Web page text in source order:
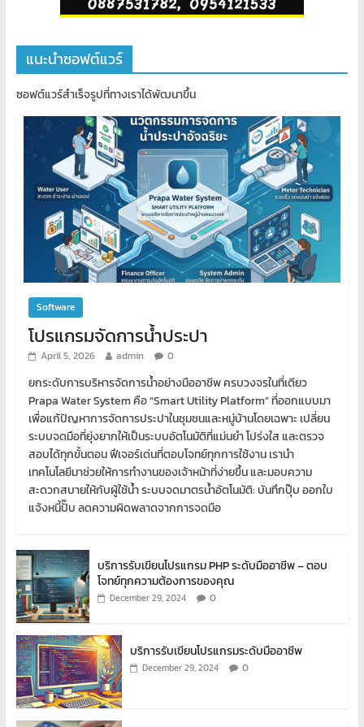
แนะนำซอฟต์แวร์
ซอฟต์แวร์สำเร็จรูปที่ทางเราได้พัฒนาขึ้น
Software
โปรแกรมจัดการน้ำประปา
April 5, 2026 admin 0
ยกระดับการบริหารจัดการน้ำอย่างมืออาชีพ ครบวงจรในที่เดียว
Prapa Water System คือ “Smart Utility Platform” ที่ออกแบบมา
เพื่อแก้ปัญหาการจัดการประปาในชุมชนและหมู่บ้านโดยเฉพาะ เปลี่ยน
ระบบจดมือที่ยุ่งยากให้เป็นระบบอัตโนมัติที่แม่นยำ โปร่งใส และตรวจ
สอบได้ทุกขั้นตอน ฟีเจอร์เด่นที่ตอบโจทย์ทุกการใช้งาน เรานำ
เทคโนโลยีมาช่วยให้การทำงานของเจ้าหน้าที่ง่ายขึ้น และมอบความ
สะดวกสบายให้กับผู้ใช้น้ำ ระบบจดมาตรน้ำอัตโนมัติ: บันทึกปุ๊บ ออกใบ
แจ้งหนี้ปั๊บ ลดความผิดพลาดจากการจดมือ
บริการรับเขียนโปรแกรม PHP ระดับมืออาชีพ – ตอบ
โจทย์ทุกความต้องการของคุณ
December 29, 2024 0
บริการรับเขียนโปรแกรมระดับมืออาชีพ
December 29, 2024 0